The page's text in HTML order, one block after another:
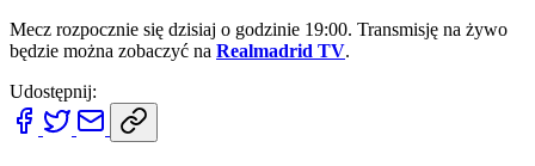
Mecz rozpocznie się dzisiaj o godzinie 19:00. Transmisję na żywo
będzie można zobaczyć na Realmadrid TV.
Udostępnij: